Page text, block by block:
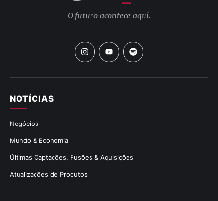
NOTÍCIAS
Negócios
Mundo & Economia
Últimas Captações, Fusões & Aquisições
Atualizações de Produtos
O futuro acontece aqui.